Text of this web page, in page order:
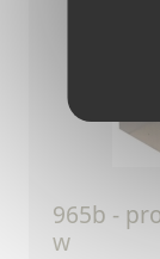
965b - promotion ensemble solaire 50
w